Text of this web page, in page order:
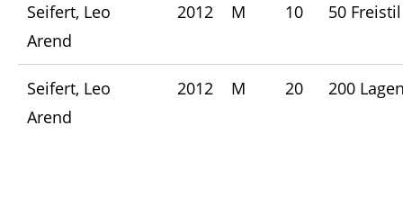
Seifert, Leo
Arend
2012 M 10 50 Freistil
Seifert, Leo
Arend
2012 M 20 200